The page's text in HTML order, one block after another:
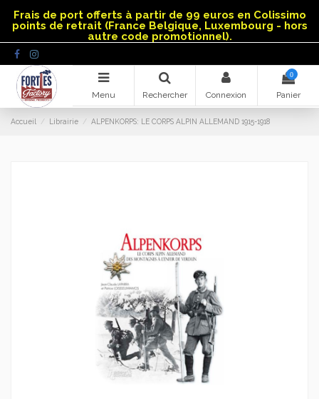
Frais de port offerts à partir de 99 euros en Colissimo
points de retrait (France Belgique, Luxembourg - hors
autre code promotionnel).
Menu Rechercher Connexion
0
Panier
Accueil Librairie ALPENKORPS: LE CORPS ALPIN ALLEMAND 1915-1918